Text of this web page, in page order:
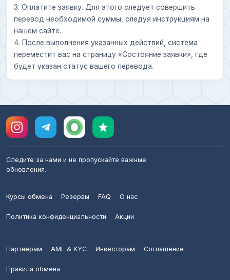
3. Оплатите заявку. Для этого следует совершить
перевод необходимой суммы, следуя инструкциям на
нашем сайте.
4. После выполнения указанных действий, система
переместит вас на страницу «Состояние заявки», где
будет указан статус вашего перевода.
Следите за нами и не пропускайте важные
обновления.
Курсы обмена Резервы FAQ О нас
Политика конфиденциальности Акции
Партнерам AML & KYC Инвесторам Соглашение
Правила обмена